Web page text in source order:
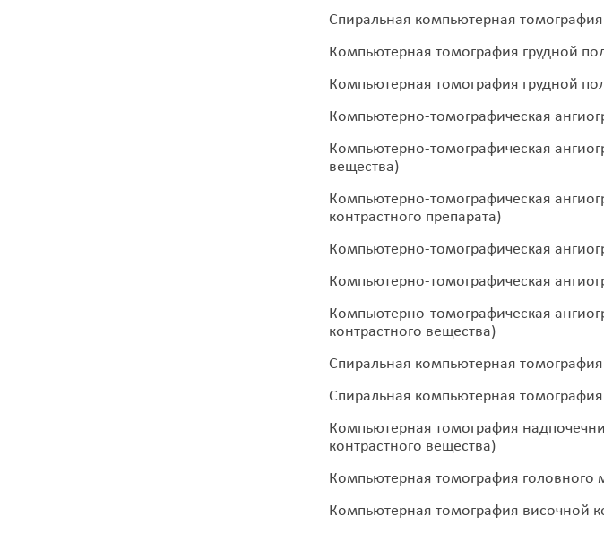
Спиральная компьютерная
Компьютерная томография грудной
Компьютерная томография грудной
Компьютерно-томографическая
Компьютерно-томографическая
вещества)
Компьютерно-томографическая
контрастного препарата)
Компьютерно-томографическая
Компьютерно-томографическая
Компьютерно-томографическая
контрастного вещества)
Спиральная компьютерная
Спиральная компьютерная
Компьютерная томография
контрастного вещества)
Компьютерная томография головного
Компьютерная томография височной